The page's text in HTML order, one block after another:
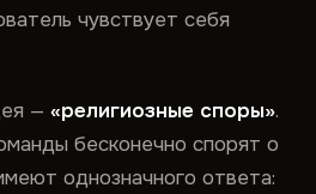
чувствует себя
—«религиозные споры».
бесконечно спорят о
однозначного ответа: